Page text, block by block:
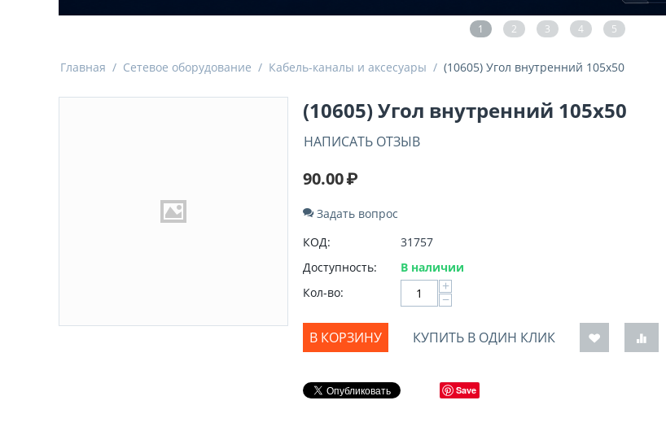
1 2 3 4 5
Главная / Сетевое оборудование / Кабель-каналы и аксесуары / (10605) Угол внутренний 105х50
(10605) Угол внутренний 105х50
НАПИСАТЬ ОТЗЫВ
90.00₽
Задать вопрос
КОД:
31757
Доступность:
В наличии
Кол-во:
+
−
В КОРЗИНУ КУПИТЬ В ОДИН КЛИК
Save